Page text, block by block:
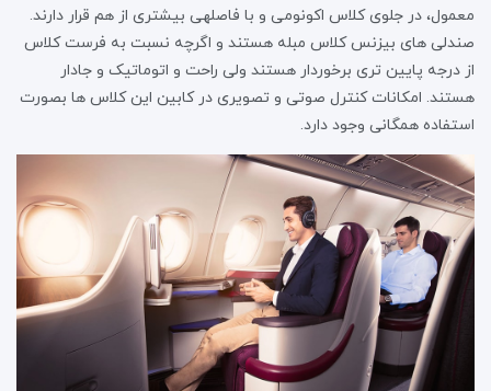
معمول، در جلوی کلاس اکونومی و با فاصلهی بیشتری از هم قرار دارند.
صندلی های بیزنس کلاس مبله هستند و اگرچه نسبت به فرست کلاس
از درجه پایین تری برخوردار هستند ولی راحت و اتوماتیک و جادار
هستند. امکانات کنترل صوتی و تصویری در کابین این کلاس ها بصورت
استفاده همگانی وجود دارد.